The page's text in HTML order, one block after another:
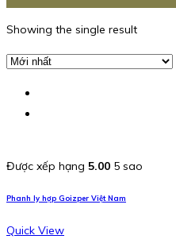
Showing the single result
Được xếp hạng 5.00 5 sao
Phanh ly hợp Goizper Việt Nam
Quick View